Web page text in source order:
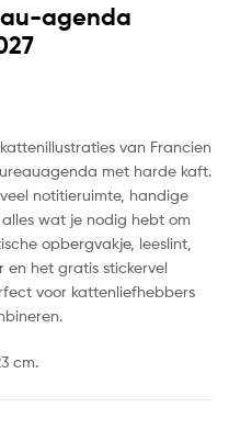
agenda
van Francien
met harde kaft.
notitieruimte, handige
wat je nodig hebt om
opbergvakje, leeslint,
het gratis stickervel
voor kattenliefhebbers
cm.